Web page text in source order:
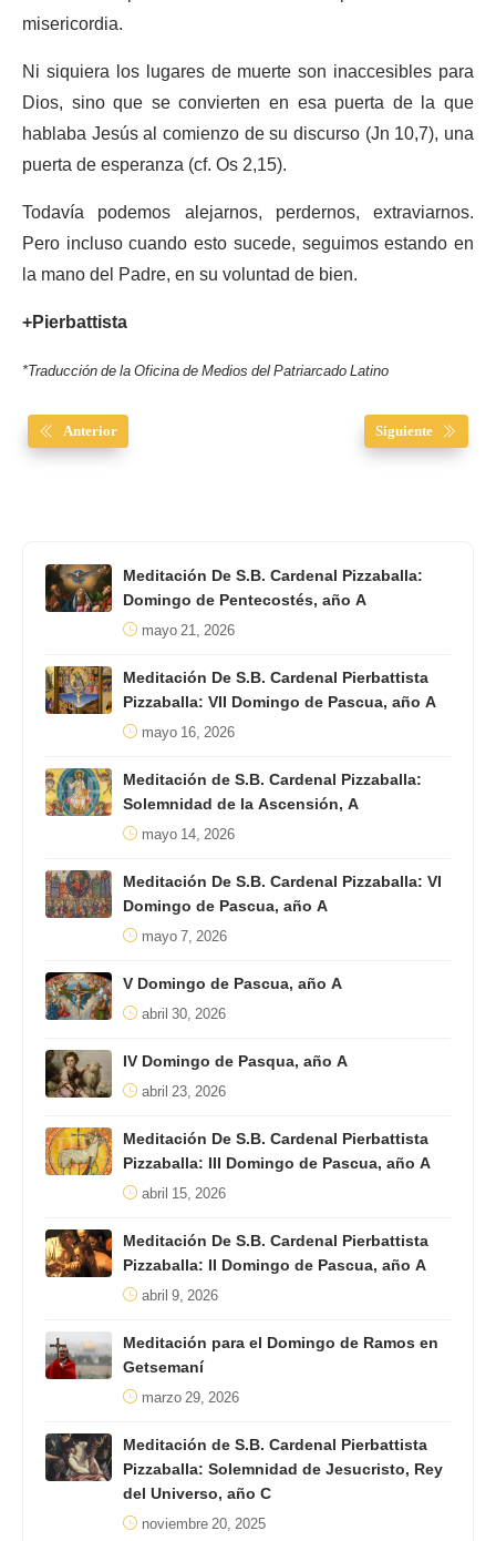
misericordia.
Ni siquiera los lugares de muerte son inaccesibles para
Dios, sino que se convierten en esa puerta de la que
hablaba Jesús al comienzo de su discurso (Jn 10,7), una
puerta de esperanza (cf. Os 2,15).
Todavía podemos alejarnos, perdernos, extraviarnos.
Pero incluso cuando esto sucede, seguimos estando en
la mano del Padre, en su voluntad de bien.
+Pierbattista
*Traducción de la Oficina de Medios del Patriarcado Latino
Anterior Siguiente
Meditación De S.B. Cardenal Pizzaballa:
Domingo de Pentecostés, año A
mayo 21, 2026
Meditación De S.B. Cardenal Pierbattista
Pizzaballa: VII Domingo de Pascua, año A
mayo 16, 2026
Meditación de S.B. Cardenal Pizzaballa:
Solemnidad de la Ascensión, A
mayo 14, 2026
Meditación De S.B. Cardenal Pizzaballa: VI
Domingo de Pascua, año A
mayo 7, 2026
V Domingo de Pascua, año A
abril 30, 2026
IV Domingo de Pasqua, año A
abril 23, 2026
Meditación De S.B. Cardenal Pierbattista
Pizzaballa: III Domingo de Pascua, año A
abril 15, 2026
Meditación De S.B. Cardenal Pierbattista
Pizzaballa: II Domingo de Pascua, año A
abril 9, 2026
Meditación para el Domingo de Ramos en
Getsemaní
marzo 29, 2026
Meditación de S.B. Cardenal Pierbattista
Pizzaballa: Solemnidad de Jesucristo, Rey
del Universo, año C
noviembre 20, 2025